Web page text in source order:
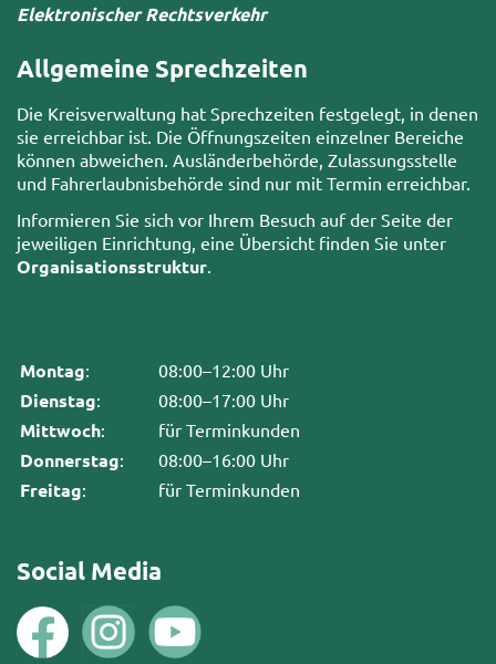
Elektronischer Rechtsverkehr
Allgemeine Sprechzeiten
Die Kreisverwaltung hat Sprechzeiten festgelegt, in denen
sie erreichbar ist. Die Öffnungszeiten einzelner Bereiche
können abweichen. Ausländerbehörde, Zulassungsstelle
und Fahrerlaubnisbehörde sind nur mit Termin erreichbar.
Informieren Sie sich vor Ihrem Besuch auf der Seite der
jeweiligen Einrichtung, eine Übersicht finden Sie unter
Organisationsstruktur.
Montag: 08:00–12:00 Uhr
Dienstag: 08:00–17:00 Uhr
Mittwoch: für Terminkunden
Donnerstag: 08:00–16:00 Uhr
Freitag: für Terminkunden
Social Media